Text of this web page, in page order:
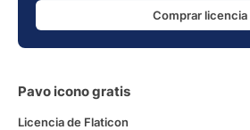
Comprar licencia
Pavo icono gratis
Licencia de Flaticon